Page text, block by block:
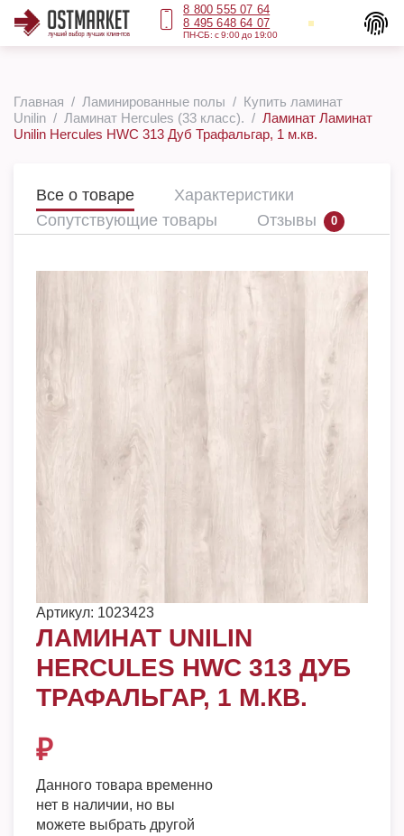
8 800 555 07 64
8 495 648 64 07
ПН-СБ: с 9:00 до 19:00
Главная Ламинированные полы
Купить ламинат
Unilin
Ламинат Hercules (33 класс).
Ламинат Ламинат
Unilin Hercules HWC 313 Дуб Трафальгар, 1 м.кв.
Все о товаре
Характеристики
Сопутствующие товары
Отзывы 0
Артикул: 1023423
ЛАМИНАТ UNILIN
HERCULES HWC 313 ДУБ
ТРАФАЛЬГАР, 1 М.КВ.
₽
Данного товара временно
нет в наличии, но вы
можете выбрать другой